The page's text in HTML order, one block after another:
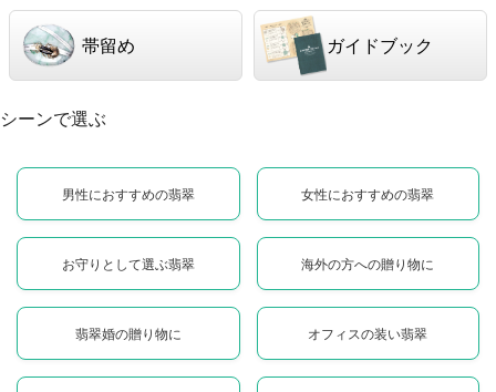
帯留め ガイドブック
シーンで選ぶ
男性におすすめの翡翠 女性におすすめの翡翠
お守りとして選ぶ翡翠 海外の方への贈り物に
翡翠婚の贈り物に オフィスの装い翡翠